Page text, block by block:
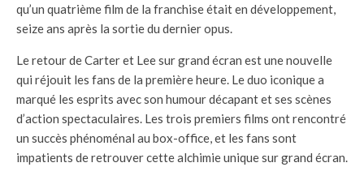
qu’un quatrième film de la franchise était en développement,
seize ans après la sortie du dernier opus.
Le retour de Carter et Lee sur grand écran est une nouvelle
qui réjouit les fans de la première heure. Le duo iconique a
marqué les esprits avec son humour décapant et ses scènes
d’action spectaculaires. Les trois premiers films ont rencontré
un succès phénoménal au box-office, et les fans sont
impatients de retrouver cette alchimie unique sur grand écran.